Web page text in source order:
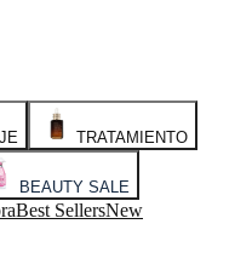
TRATAMIENTO
BEAUTY SALE
Best SellersNew